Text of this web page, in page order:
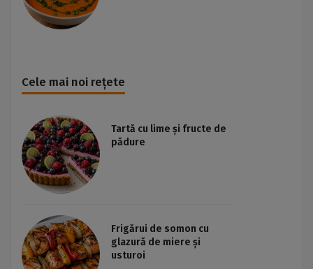
Cele mai noi rețete
Tartă cu lime și fructe de
pădure
Frigărui de somon cu
glazură de miere și
usturoi